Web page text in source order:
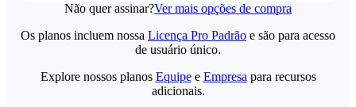
Não quer assinar?Ver mais opções de compra
Os planos incluem nossa Licença Pro Padrão e são para acesso
de usuário único.
Explore nossos planos Equipee Empresa para recursos
adicionais.